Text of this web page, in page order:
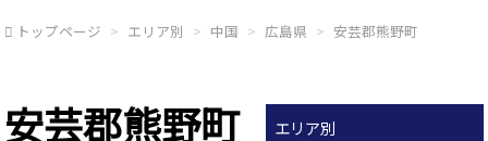
トップページ エリア別 中国 広島県 安芸郡熊野町
安芸郡熊野町
エリア別